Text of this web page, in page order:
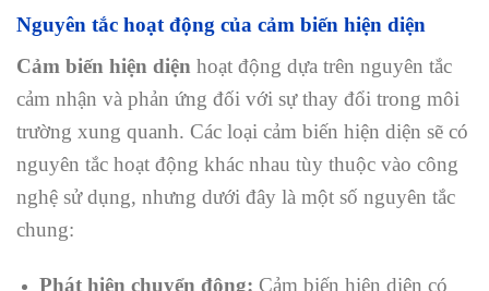
Nguyên tắc hoạt động của cảm biến hiện diện
Cảm biến hiện diện hoạt động dựa trên nguyên tắc
cảm nhận và phản ứng đối với sự thay đổi trong môi
trường xung quanh. Các loại cảm biến hiện diện sẽ có
nguyên tắc hoạt động khác nhau tùy thuộc vào công
nghệ sử dụng, nhưng dưới đây là một số nguyên tắc
chung:
Phát hiện chuyển động: Cảm biến hiện diện có